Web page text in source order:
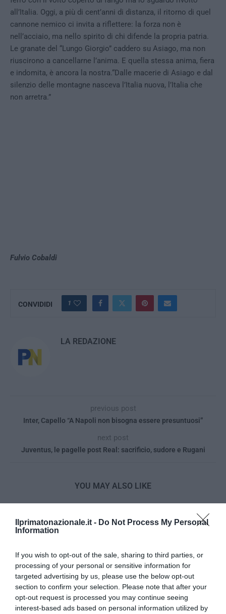
Ilprimatonazionale.it - Do Not Process My Personal
Information
If you wish to opt-out of the sale, sharing to third parties, or
processing of your personal or sensitive information for
targeted advertising by us, please use the below opt-out
section to confirm your selection. Please note that after your
opt-out request is processed you may continue seeing
interest-based ads based on personal information utilized by
all’Italia. Oggi, a più di cent’anni di distanza, il ritorno di quel
cannone nemico ci invita a riflettere: la forza non è
nell’acciaio, ma nello spirito di chi difende la propria patria.
Le granate del “Lungo Giorgio” caddero su Asiago, ma non
riuscirono a cancellarne l’anima. E quella stessa anima, fiera
e indomita, è ancora la nostra.“Dalle macerie di Asiago e dal
silenzio delle montagne nasceva l’Italia nuova, l’Italia che
non arretra.”
Fulvio Cobaldi
CONVIDIDI 1
LA REDAZIONE
previous post
Inter, Capello “A Napoli non bisogna essere presuntuosi”
next post
Juventus, le pagelle post Real: sacrificio, sudore e Rugani
YOU MAY ALSO LIKE